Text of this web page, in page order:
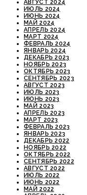
АВГУСТ 2024
ИЮЛЬ 2024
ИЮНЬ 2024
МАЙ 2024
АПРЕЛЬ 2024
МАРТ 2024
ФЕВРАЛЬ 2024
ЯНВАРЬ 2024
ДЕКАБРЬ 2023
НОЯБРЬ 2023
ОКТЯБРЬ 2023
СЕНТЯБРЬ 2023
АВГУСТ 2023
ИЮЛЬ 2023
ИЮНЬ 2023
МАЙ 2023
АПРЕЛЬ 2023
МАРТ 2023
ФЕВРАЛЬ 2023
ЯНВАРЬ 2023
ДЕКАБРЬ 2022
НОЯБРЬ 2022
ОКТЯБРЬ 2022
СЕНТЯБРЬ 2022
АВГУСТ 2022
ИЮЛЬ 2022
ИЮНЬ 2022
МАЙ 2022